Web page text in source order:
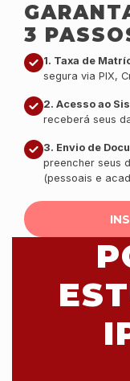
3
1. Taxa de
segura via PIX,
2. Acesso ao
receberá seus
3. Envio de
preencher seus
(pessoais e